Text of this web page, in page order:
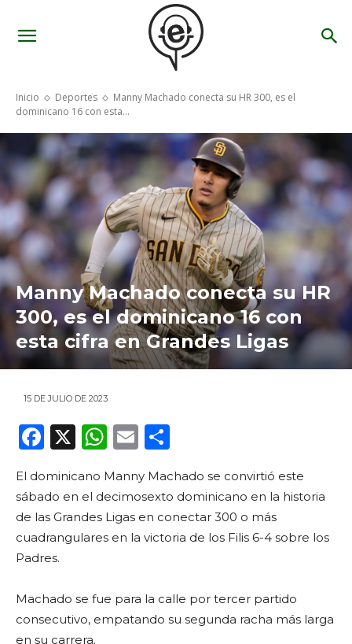
Inicio Deportes
Manny Machado conecta su HR 300, es el
dominicano 16 con esta...
Manny Machado conecta su HR
300, es el dominicano 16 con
esta cifra en Grandes Ligas
15 DE JULIO DE 2023
F
c
e
b
o
k
X
W
a
ts
A
E
ai
l
m
p
ar
r
El dominicano Manny Machado se convirtió este
sábado en el decimosexto dominicano en la historia
de las Grandes Ligas en conectar 300 o más
cuadrangulares en la victoria de los Filis 6-4 sobre los
Padres.
Machado se fue para la calle por tercer partido
consecutivo, empatando su segunda racha más larga
en su carrera.